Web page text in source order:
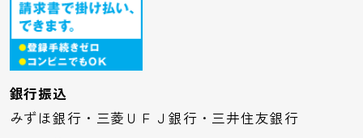
銀行振込
みずほ銀行・三菱ＵＦＪ銀行・三井住友銀行